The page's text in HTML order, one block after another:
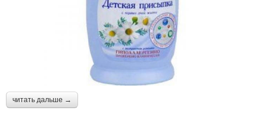
читать дальше →